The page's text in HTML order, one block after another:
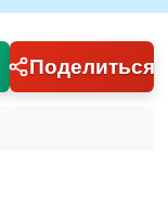
Поделиться